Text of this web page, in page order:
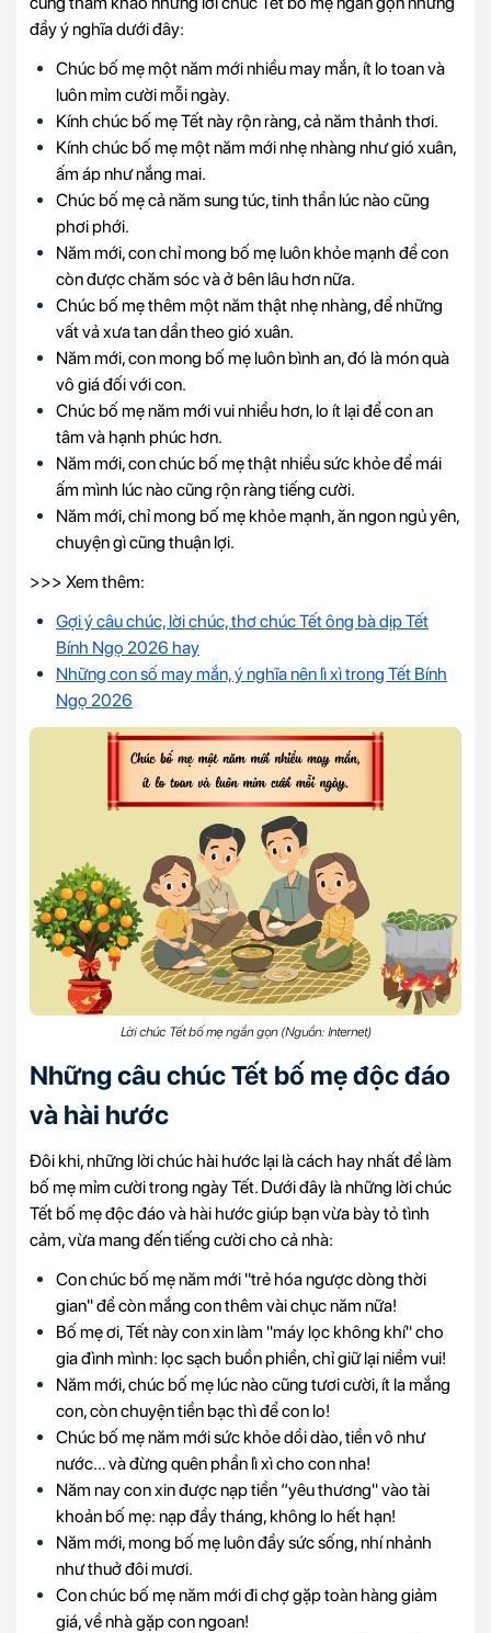
đầy ý nghĩa dưới đây:
Chúc bố mẹ một năm mới nhiều may mắn, ít lo toan và
luôn mỉm cười mỗi ngày.
Kính chúc bố mẹ Tết này rộn ràng, cả năm thảnh thơi.
Kính chúc bố mẹ một năm mới nhẹ nhàng như gió xuân,
ấm áp như nắng mai.
Chúc bố mẹ cả năm sung túc, tinh thần lúc nào cũng
phơi phới.
Năm mới, con chỉ mong bố mẹ luôn khỏe mạnh để con
còn được chăm sóc và ở bên lâu hơn nữa.
Chúc bố mẹ thêm một năm thật nhẹ nhàng, để những
vất vả xưa tan dần theo gió xuân.
Năm mới, con mong bố mẹ luôn bình an, đó là món quà
vô giá đối với con.
Chúc bố mẹ năm mới vui nhiều hơn, lo ít lại để con an
tâm và hạnh phúc hơn.
Năm mới, con chúc bố mẹ thật nhiều sức khỏe để mái
ấm mình lúc nào cũng rộn ràng tiếng cười.
Năm mới, chỉ mong bố mẹ khỏe mạnh, ăn ngon ngủ yên,
chuyện gì cũng thuận lợi.
>>> Xem thêm:
Gợi ý câu chúc, lời chúc, thơ chúc Tết ông bà dịp Tết
Bính Ngọ 2026 hay
Những con số may mắn, ý nghĩa nên lì xì trong Tết Bính
Ngọ 2026
Lời chúc Tết bố mẹ ngắn gọn (Nguồn: Internet)
Những câu chúc Tết bố mẹ độc đáo
và hài hước
Đôi khi, những lời chúc hài hước lại là cách hay nhất để làm
bố mẹ mỉm cười trong ngày Tết. Dưới đây là những lời chúc
Tết bố mẹ độc đáo và hài hước giúp bạn vừa bày tỏ tình
cảm, vừa mang đến tiếng cười cho cả nhà:
Con chúc bố mẹ năm mới "trẻ hóa ngược dòng thời
gian" để còn mắng con thêm vài chục năm nữa!
Bố mẹ ơi, Tết này con xin làm "máy lọc không khí" cho
gia đình mình: lọc sạch buồn phiền, chỉ giữ lại niềm vui!
Năm mới, chúc bố mẹ lúc nào cũng tươi cười, ít la mắng
con, còn chuyện tiền bạc thì để con lo!
Chúc bố mẹ năm mới sức khỏe dồi dào, tiền vô như
nước… và đừng quên phần lì xì cho con nha!
Năm nay con xin được nạp tiền “yêu thương" vào tài
khoản bố mẹ: nạp đầy tháng, không lo hết hạn!
Năm mới, mong bố mẹ luôn đầy sức sống, nhí nhảnh
như thuở đôi mươi.
Con chúc bố mẹ năm mới đi chợ gặp toàn hàng giảm
giá, về nhà gặp con ngoan!